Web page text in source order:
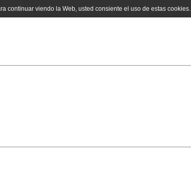
continuar viendo la Web, usted consiente el uso de estas cookies.